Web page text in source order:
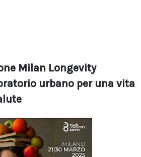
Milan Longevity
urbano per una vita